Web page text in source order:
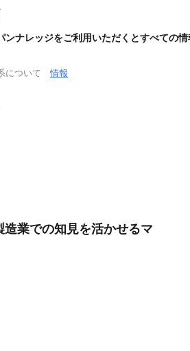
ナレッジをご利用いただくとすべての情
系について情報
業での知見を活かせるマ